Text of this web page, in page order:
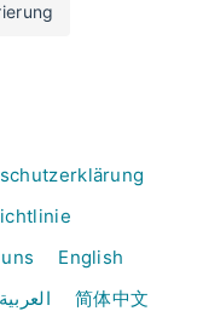
English
العربية
简体中文